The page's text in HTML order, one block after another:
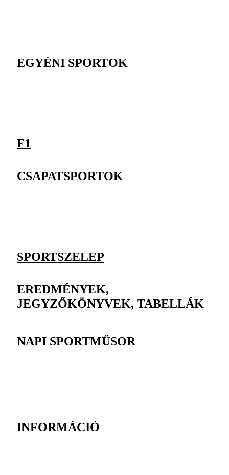
EGYÉNI SPORTOK
F1
CSAPATSPORTOK
SPORTSZELEP
EREDMÉNYEK,
JEGYZŐKÖNYVEK, TABELLÁK
NAPI SPORTMŰSOR
INFORMÁCIÓ